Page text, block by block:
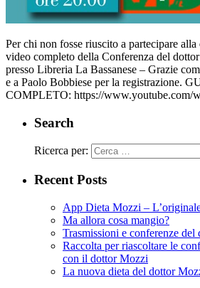
Per chi non fosse riuscito a partecipare
video completo della Conferenza del
presso Libreria La Bassanese – Grazie
e a Paolo Bobbiese per la registrazione.
COMPLETO: https://www.youtube.com/
Search
Ricerca per:
Recent Posts
App Dieta Mozzi –
Ma allora cosa mangio?
Trasmissioni e conferenze
Raccolta per riascoltare le
con il dottor Mozzi
La nuova dieta del dottor